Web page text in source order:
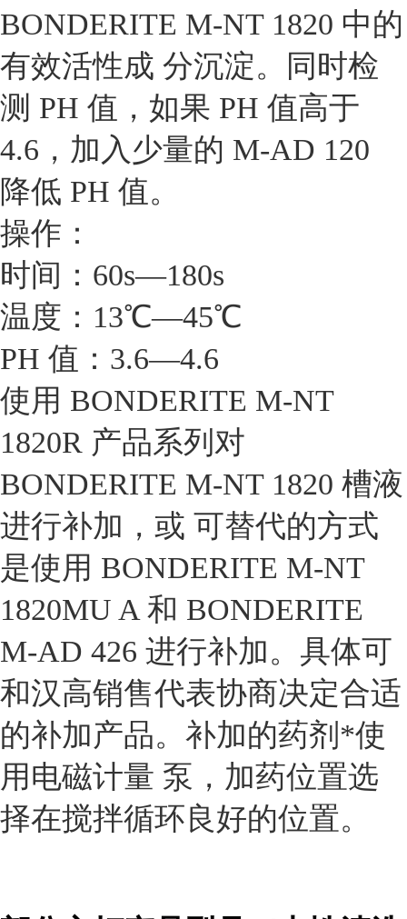
BONDERITE M-NT 1820 中的
有效活性成 分沉淀。同时检
测 PH 值，如果 PH 值高于
4.6，加入少量的 M-AD 120
降低 PH 值。
操作：
时间：60s—180s
温度：13℃—45℃
PH 值：3.6—4.6
使用 BONDERITE M-NT
1820R 产品系列对
BONDERITE M-NT 1820 槽液
进行补加，或 可替代的方式
是使用 BONDERITE M-NT
1820MU A 和 BONDERITE
M-AD 426 进行补加。具体可
和汉高销售代表协商决定合适
的补加产品。补加的药剂*使
用电磁计量 泵，加药位置选
择在搅拌循环良好的位置。